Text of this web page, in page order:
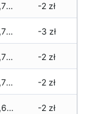
54,730 zł -2 zł
54,730 zł -3 zł
54,720 zł -2 zł
54,700 zł -2 zł
54,670 zł -2 zł